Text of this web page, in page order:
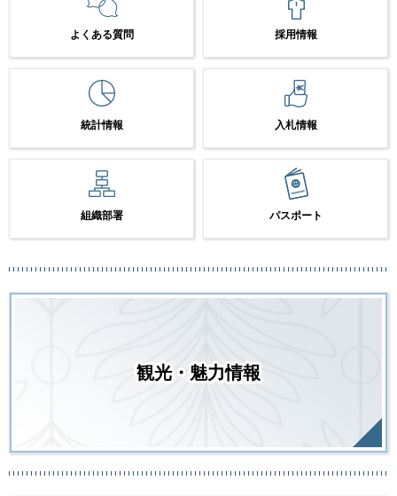
よくある質問 採用情報
統計情報 入札情報
組織部署 パスポート
観光・魅力情報